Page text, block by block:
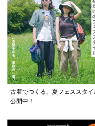
古着でつくる、夏フェススタイ
公開中！